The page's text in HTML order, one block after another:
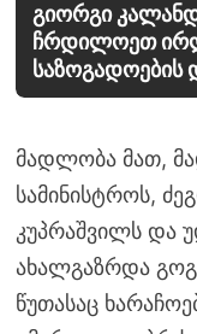
გიორგი
ჩრდილოეთ
საზოგადოების
მადლობა მათ,
სამინისტროს,
კუპრაშვილს და
ახალგაზრდა
წუთასაც